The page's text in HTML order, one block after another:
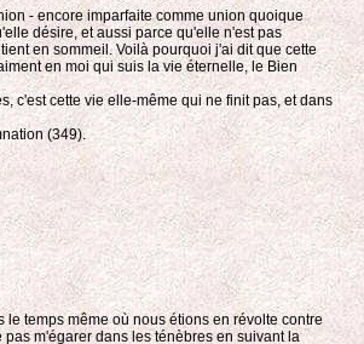
- encore imparfaite comme union quoique
désire, et aussi parce qu'elle n'est pas
en sommeil. Voilà pourquoi j'ai dit que cette
en moi qui suis la vie éternelle, le Bien
c'est cette vie elle-même qui ne finit pas, et dans
(349).
temps même où nous étions en révolte contre
m'égarer dans les ténèbres en suivant la